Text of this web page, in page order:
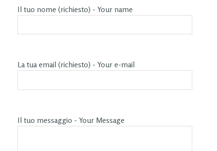
Il tuo nome (richiesto) - Your name
La tua email (richiesto) - Your e-mail
Il tuo messaggio - Your Message